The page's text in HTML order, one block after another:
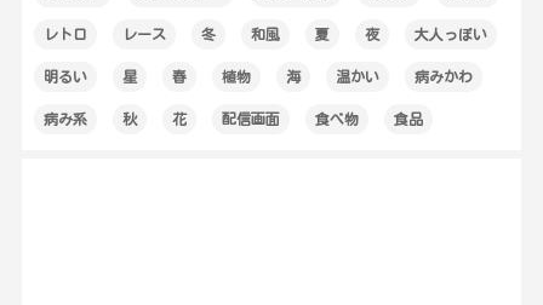
レトロ レース 冬 和風 夏 夜 大人っぽい
明るい 星 春 植物 海 温かい 病みかわ
病み系 秋 花 配信画面 食べ物 食品